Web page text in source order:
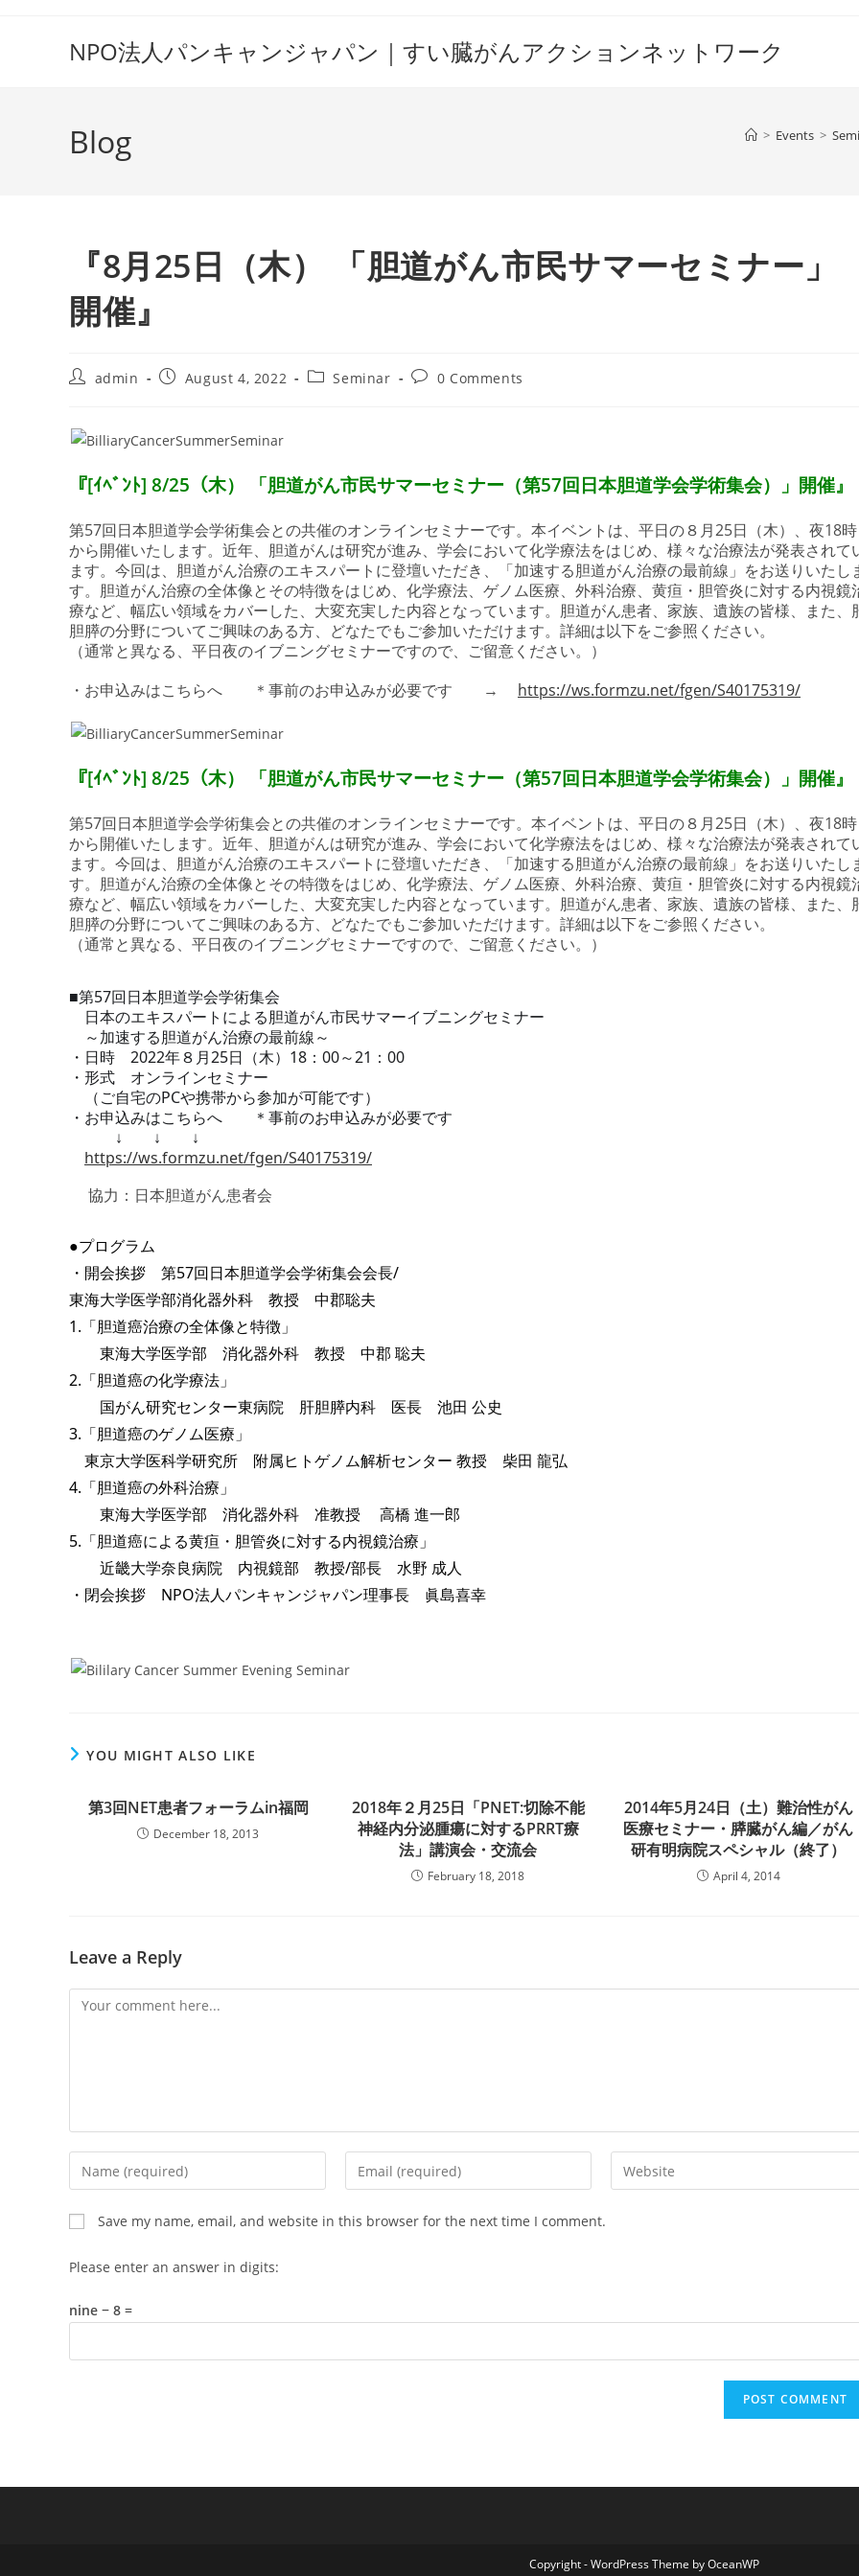
NPO法人パンキャンジャパン｜すい臓がんアクションネットワーク
Blog > Events >
『8月25日（木） 「胆道がん市民サマーセミナー」
開催』
Postadmin
PostAugust 4, 2022
PostSeminar
Post0 Comments
『[ｲﾍﾞﾝﾄ] 8/25（木） 「胆道がん市民サマーセミナー（第57回日本胆道学会学術集会）」開催』
第57回日本胆道学会学術集会との共催のオンラインセミナーです。本イベントは、平日の８月25日（木）、夜18時
から開催いたします。近年、胆道がんは研究が進み、学会において化学療法をはじめ、様々な治療法が発表されて
ます。今回は、胆道がん治療のエキスパートに登壇いただき、「加速する胆道がん治療の最前線」をお送りいたし
す。胆道がん治療の全体像とその特徴をはじめ、化学療法、ゲノム医療、外科治療、黄疸・胆管炎に対する内視鏡
療など、幅広い領域をカバーした、大変充実した内容となっています。胆道がん患者、家族、遺族の皆様、また、
胆膵の分野についてご興味のある方、どなたでもご参加いただけます。詳細は以下をご参照ください。
（通常と異なる、平日夜のイブニングセミナーですので、ご留意ください。）
・お申込みはこちらへ ＊事前のお申込みが必要です →
https://ws.formzu.net/fgen/S40175319/
『[ｲﾍﾞﾝﾄ] 8/25（木） 「胆道がん市民サマーセミナー（第57回日本胆道学会学術集会）」開催』
第57回日本胆道学会学術集会との共催のオンラインセミナーです。本イベントは、平日の８月25日（木）、夜18時
から開催いたします。近年、胆道がんは研究が進み、学会において化学療法をはじめ、様々な治療法が発表されて
ます。今回は、胆道がん治療のエキスパートに登壇いただき、「加速する胆道がん治療の最前線」をお送りいたし
す。胆道がん治療の全体像とその特徴をはじめ、化学療法、ゲノム医療、外科治療、黄疸・胆管炎に対する内視鏡
療など、幅広い領域をカバーした、大変充実した内容となっています。胆道がん患者、家族、遺族の皆様、また、
胆膵の分野についてご興味のある方、どなたでもご参加いただけます。詳細は以下をご参照ください。
（通常と異なる、平日夜のイブニングセミナーですので、ご留意ください。）
■第57回日本胆道学会学術集会
日本のエキスパートによる胆道がん市民サマーイブニングセミナー
～加速する胆道がん治療の最前線～
・日時 2022年８月25日（木）18：00～21：00
・形式 オンラインセミナー
（ご自宅のPCや携帯から参加が可能です）
・お申込みはこちらへ ＊事前のお申込みが必要です
↓ ↓ ↓
https://ws.formzu.net/fgen/S40175319/
協力：日本胆道がん患者会
●プログラム
・開会挨拶 第57回日本胆道学会学術集会会長/
東海大学医学部消化器外科 教授 中郡聡夫
1.「胆道癌治療の全体像と特徴」
東海大学医学部 消化器外科 教授 中郡 聡夫
2.「胆道癌の化学療法」
国がん研究センター東病院 肝胆膵内科 医長 池田 公史
3.「胆道癌のゲノム医療」
東京大学医科学研究所 附属ヒトゲノム解析センター 教授 柴田 龍弘
4.「胆道癌の外科治療」
東海大学医学部 消化器外科 准教授 高橋 進一郎
5.「胆道癌による黄疸・胆管炎に対する内視鏡治療」
近畿大学奈良病院 内視鏡部 教授/部長 水野 成人
・閉会挨拶 NPO法人パンキャンジャパン理事長 眞島喜幸
YOU MIGHT ALSO LIKE
第3回NET患者フォーラムin福岡
December 18, 2013
2018年２月25日「PNET:切除不能
神経内分泌腫瘍に対するPRRT療
法」講演会・交流会
February 18, 2018
2014年5月24日（土）難治性がん
医療セミナー・膵臓がん編／がん
研有明病院スペシャル（終了）
April 4, 2014
Leave a Reply
Comment
Enter
your
name
or
username
comment
Enter
your
Enter
your
Save my name, email, and website in this browser for the next time I comment.
Please enter an answer in digits:
nine − 8 =
Copyright - WordPress Theme by OceanWP